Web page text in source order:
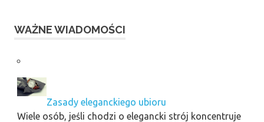
WAŻNE WIADOMOŚCI
Zasady eleganckiego ubioru
Wiele osób, jeśli chodzi o elegancki strój koncentruje